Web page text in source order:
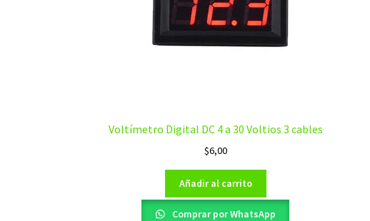
Voltímetro Digital DC 4 a 30 Voltios 3 cables
$6,00
Añadir al carrito
Comprar por WhatsApp